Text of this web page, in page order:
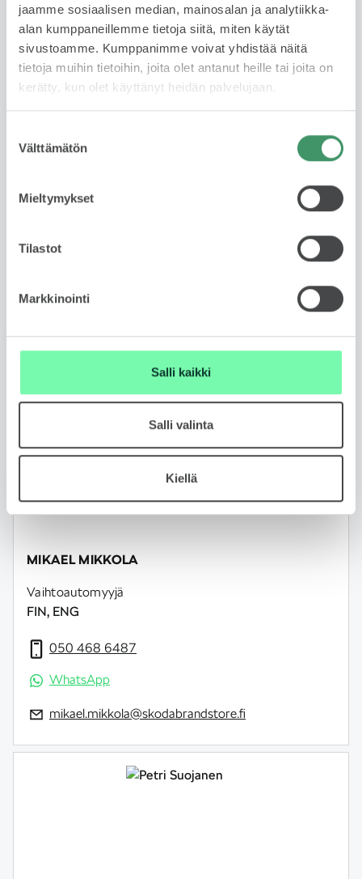
jaamme sosiaalisen median, mainosalan ja analytiikka-
alan kumppaneillemme tietoja siitä, miten käytät
sivustoamme. Kumppanimme voivat yhdistää näitä
tietoja muihin tietoihin, joita olet antanut heille tai joita on
kerätty, kun olet käyttänyt heidän palvelujaan.
valinta
Välttämätön
Mieltymykset
Tilastot
Markkinointi
Salli kaikki
Salli valinta
Kiellä
Käytetyn auton leasing on fiksu valinta, jos haluat ajaa
laadukkaalla autolla ilman omistamiseen liittyviä
riskejä tai sitoutumista pitkäksi aikaa. Sopimuskausi
1-3 vuotta ja kilometrimäärä 10 tkm, 15 tkm tai 20
tkm/ vuosi. Leasing tarjoaa huolettoman tavan
Jätä yhteydenottopyyntö
MIKAEL MIKKOLA
Vaihtoautomyyjä
FIN, ENG
050 468 6487
WhatsApp
mikael.mikkola@skodabrandstore.fi